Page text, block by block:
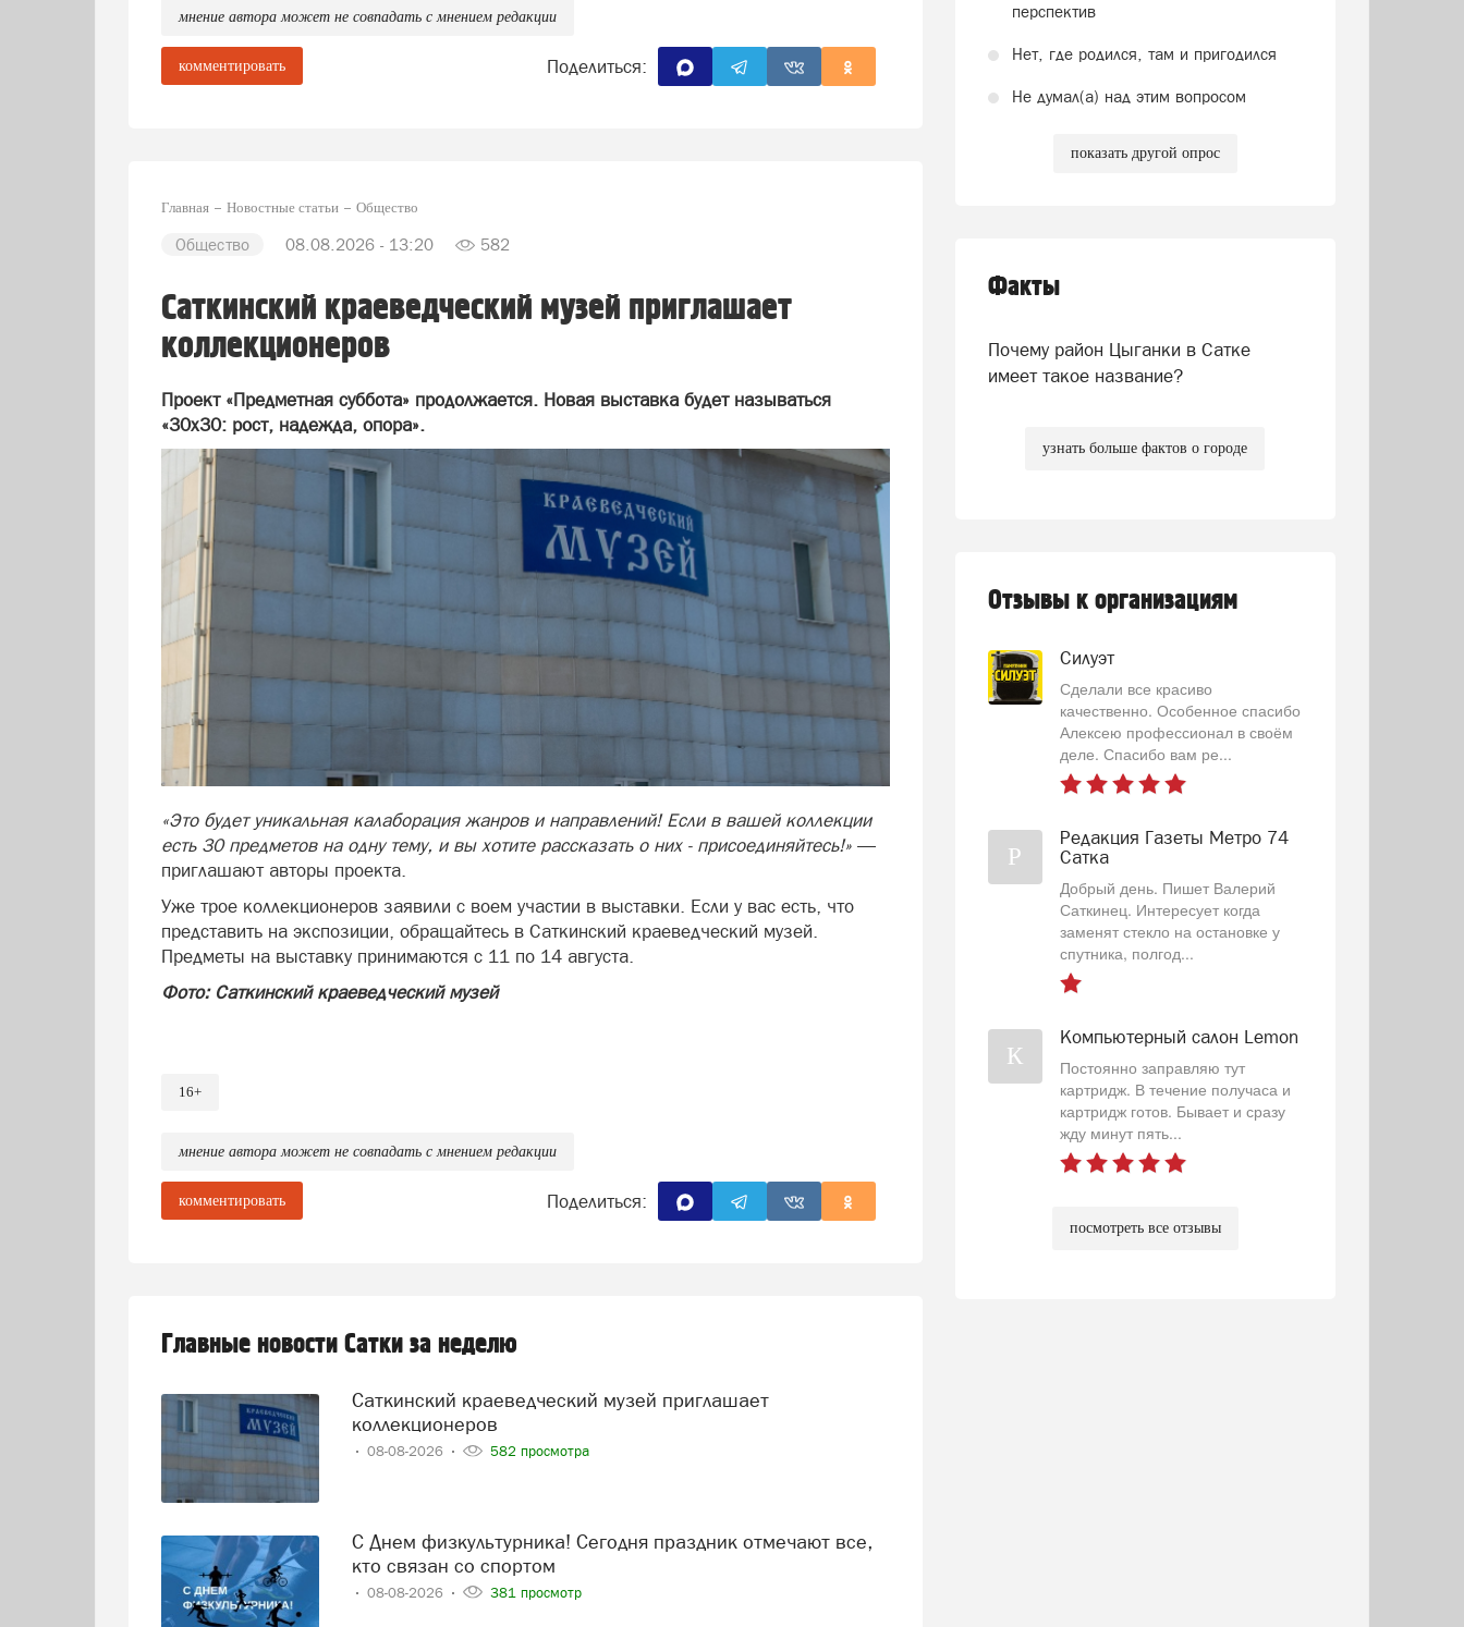
мнение автора может не совпадать с мнением редакции
комментировать Поделиться:
Главная Новостные статьи Общество
Общество 08.08.2026 - 13:20 582
Саткинский краеведческий музей приглашает
коллекционеров
Проект «Предметная суббота» продолжается. Новая выставка будет называться
«30х30: рост, надежда, опора».
«Это будет уникальная калаборация жанров и направлений! Если в вашей коллекции
есть 30 предметов на одну тему, и вы хотите рассказать о них - присоединяйтесь!» —
приглашают авторы проекта.
Уже трое коллекционеров заявили с воем участии в выставки. Если у вас есть, что
представить на экспозиции, обращайтесь в Саткинский краеведческий музей.
Предметы на выставку принимаются с 11 по 14 августа.
Фото: Саткинский краеведческий музей
16+
мнение автора может не совпадать с мнением редакции
комментировать Поделиться:
Главные новости Сатки за неделю
Саткинский краеведческий музей приглашает
коллекционеров
08-08-2026 582 просмотра
С Днем физкультурника! Сегодня праздник отмечают все,
кто связан со спортом
08-08-2026 381 просмотр
перспектив
Нет, где родился, там и пригодился
Не думал(а) над этим вопросом
показать другой опрос
Факты
Почему район Цыганки в Сатке
имеет такое название?
узнать больше фактов о городе
Отзывы к организациям
Силуэт
Сделали все красиво
качественно. Особенное спасибо
Алексею профессионал в своём
деле. Спасибо вам ре...
Р
Редакция Газеты Метро 74
Сатка
Добрый день. Пишет Валерий
Саткинец. Интересует когда
заменят стекло на остановке у
спутника, полгод...
К
Компьютерный салон Lemon
Постоянно заправляю тут
картридж. В течение получаса и
картридж готов. Бывает и сразу
жду минут пять...
посмотреть все отзывы